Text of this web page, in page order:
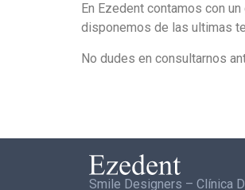
En Ezedent contamos con
disponemos de las ultimas
No dudes en consultarnos
Smile Designers – Clínica